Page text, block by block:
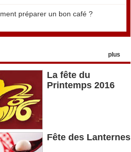
préparer un bon café ?
plus
La fête du
Printemps 2016
Fête des Lanternes